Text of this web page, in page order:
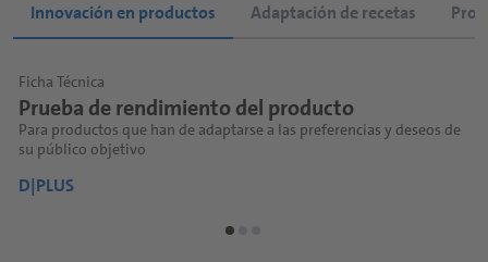
Innovación en productos Adaptación de recetas
Ficha Técnica
Prueba de rendimiento del producto
Para productos que han de adaptarse a las preferencias y deseos de
su público objetivo
D|PLUS
Ficha Técnica
Pruebas de disimilitud
Constatación de diferencias perceptibles a nivel sensorial
D|PLUS
Ficha Técnica
Perfilado sensorial
Descripción del sabor de sus productos
D|PLUS
Ficha Técnica
Prueba de rendimiento del producto
Para productos que han de adaptarse a las preferencias y deseos de
su público objetivo
D|PLUS
Ficha Técnica
Material sensorial didáctico de referencia
Un kit útil para aprender el lenguaje de los expertos sensoriales
D|PLUS